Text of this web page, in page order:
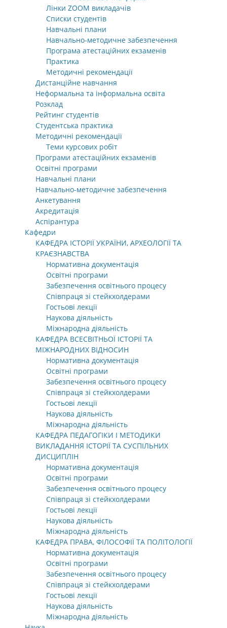
Лінки ZOOM викладачів
Списки студентів
Навчальні плани
Навчально-методичне забезпечення
Програма атестаційних екзаменів
Практика
Методичні рекомендації
Дистанційне навчання
Неформальна та інформальна освіта
Розклад
Рейтинг студентів
Студентська практика
Методичні рекомендації
Теми курсових робіт
Програми атестаційних екзаменів
Освітні програми
Навчальні плани
Навчально-методичне забезпечення
Анкетування
Акредитація
Аспірантура
Кафедри
КАФЕДРА ІСТОРІЇ УКРАЇНИ, АРХЕОЛОГІЇ ТА
КРАЄЗНАВСТВА
Нормативна документація
Освітні програми
Забезпечення освітнього процесу
Співпраця зі стейкхолдерами
Гостьові лекції
Наукова діяльність
Міжнародна діяльність
КАФЕДРА ВСЕСВІТНЬОЇ ІСТОРІЇ ТА
МІЖНАРОДНИХ ВІДНОСИН
Нормативна документація
Освітні програми
Забезпечення освітнього процесу
Співпраця зі стейкхолдерами
Гостьові лекції
Наукова діяльність
Міжнародна діяльність
КАФЕДРА ПЕДАГОГІКИ І МЕТОДИКИ
ВИКЛАДАННЯ ІСТОРІЇ ТА СУСПІЛЬНИХ
ДИСЦИПЛІН
Нормативна документація
Освітні програми
Забезпечення освітнього процесу
Співпраця зі стейкхолдерами
Гостьові лекції
Наукова діяльність
Міжнародна діяльність
КАФЕДРА ПРАВА, ФІЛОСОФІЇ ТА ПОЛІТОЛОГІЇ
Нормативна документація
Освітні програми
Забезпечення освітнього процесу
Співпраця зі стейкхолдерами
Гостьові лекції
Наукова діяльність
Міжнародна діяльність